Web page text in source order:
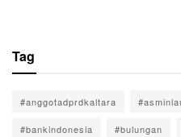
Tag
#anggotadprdkaltara
#bankindonesia #bulungan